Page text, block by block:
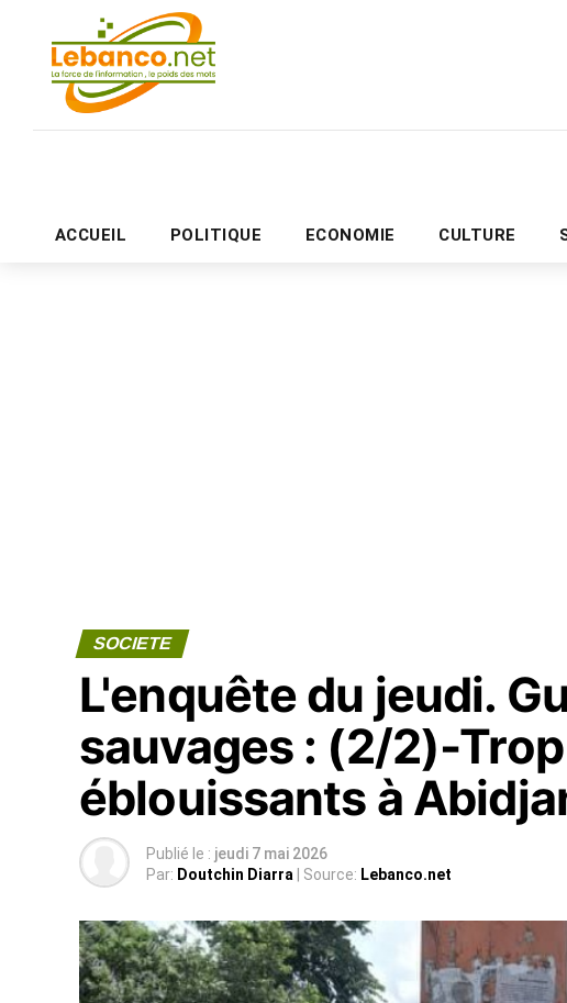
ACCUEIL POLITIQUE ECONOMIE CULTURE
SOCIETE
L'enquête du jeudi.
sauvages : (2/2)-
éblouissants à
Publié le : jeudi 7 mai 2026
Par: Doutchin Diarra | Source: Lebanco.net